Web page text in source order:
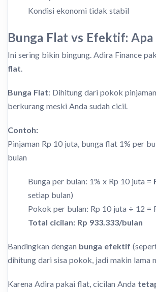
Kondisi ekonomi tidak stabil
Bunga Flat vs Efektif: Apa
Ini sering bikin bingung. Adira Finance
flat.
Bunga Flat: Dihitung dari pokok
berkurang meski Anda sudah cicil.
Contoh:
Pinjaman Rp 10 juta, bunga flat 1% per
bulan
Bunga per bulan: 1% x Rp 10 juta =
setiap bulan)
Pokok per bulan: Rp 10 juta ÷ 12 =
Total cicilan: Rp 933.333/bulan
Bandingkan dengan bunga efektif
dihitung dari sisa pokok, jadi makin lama
Karena Adira pakai flat, cicilan Anda